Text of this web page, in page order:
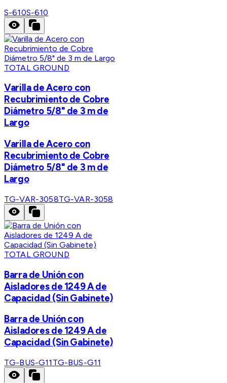
S-610S-610
TOTAL GROUND
Varilla de Acero con
Recubrimiento de Cobre
Diámetro 5/8" de 3 m de
Largo
Varilla de Acero con
Recubrimiento de Cobre
Diámetro 5/8" de 3 m de
Largo
TG-VAR-3058TG-VAR-3058
TOTAL GROUND
Barra de Unión con
Aisladores de 1249 A de
Capacidad (Sin Gabinete)
Barra de Unión con
Aisladores de 1249 A de
Capacidad (Sin Gabinete)
TG-BUS-G11 TG-BUS-G11